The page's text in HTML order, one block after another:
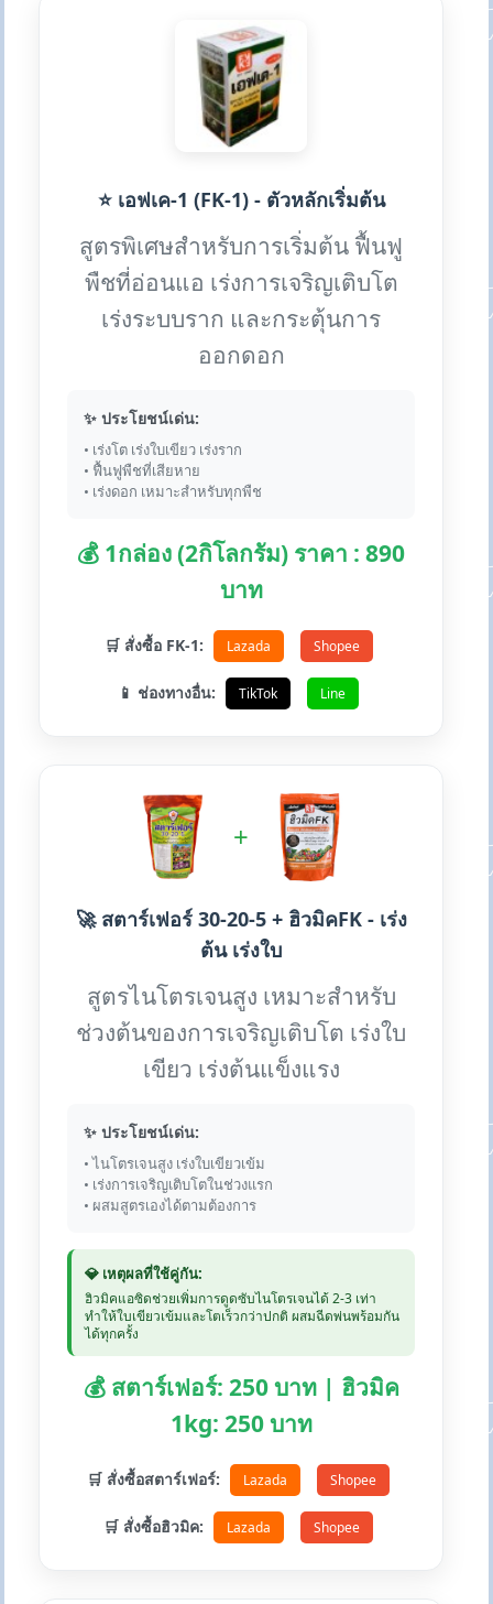
⭐ เอฟเค-1 (FK-1) - ตัวหลักเริ่มต้น
สูตรพิเศษสำหรับการเริ่มต้น ฟื้นฟู
พืชที่อ่อนแอ เร่งการเจริญเติบโต
เร่งระบบราก และกระตุ้นการ
ออกดอก
✨ ประโยชน์เด่น:
• เร่งโต เร่งใบเขียว เร่งราก
• ฟื้นฟูพืชที่เสียหาย
• เร่งดอก เหมาะสำหรับทุกพืช
💰 1กล่อง (2กิโลกรัม) ราคา : 890
บาท
🛒 สั่งซื้อ FK-1: Lazada Shopee
📱 ช่องทางอื่น: TikTok Line
+
🚀 สตาร์เฟอร์ 30-20-5 + ฮิวมิคFK - เร่ง
ต้น เร่งใบ
สูตรไนโตรเจนสูง เหมาะสำหรับ
ช่วงต้นของการเจริญเติบโต เร่งใบ
เขียว เร่งต้นแข็งแรง
✨ ประโยชน์เด่น:
• ไนโตรเจนสูง เร่งใบเขียวเข้ม
• เร่งการเจริญเติบโตในช่วงแรก
• ผสมสูตรเองได้ตามต้องการ
💎 เหตุผลที่ใช้คู่กัน:
ฮิวมิคแอซิดช่วยเพิ่มการดูดซับไนโตรเจนได้ 2-3 เท่า
ทำให้ใบเขียวเข้มและโตเร็วกว่าปกติ ผสมฉีดพ่นพร้อมกัน
ได้ทุกครั้ง
💰 สตาร์เฟอร์: 250 บาท | ฮิวมิค
1kg: 250 บาท
🛒 สั่งซื้อสตาร์เฟอร์: Lazada Shopee
🛒 สั่งซื้อฮิวมิค: Lazada Shopee